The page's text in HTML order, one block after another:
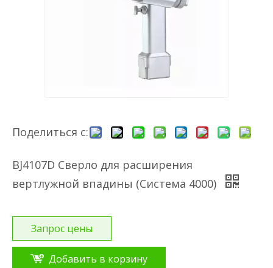
Поделиться с:
BJ4107D Сверло для расширения
вертлужной впадины (Система 4000)
Запрос цены
Добавить в корзину